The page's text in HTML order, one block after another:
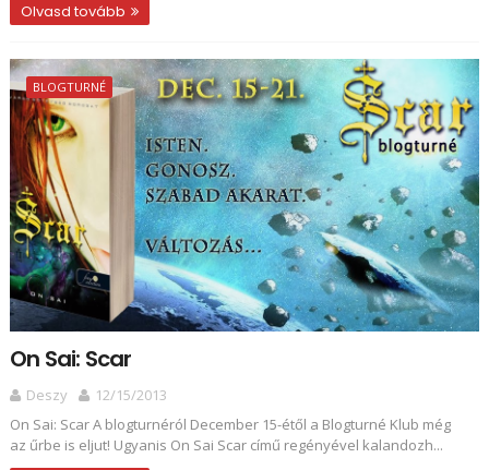
Olvasd tovább
BLOGTURNÉ
On Sai: Scar
Deszy
12/15/2013
On Sai: Scar A blogturnéról December 15-étől a Blogturné Klub még
az űrbe is eljut! Ugyanis On Sai Scar című regényével kalandozh...